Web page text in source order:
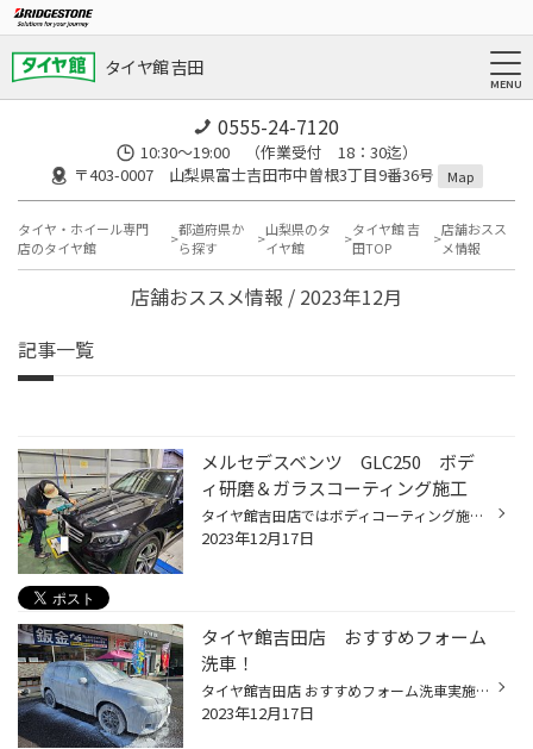
タイヤ館 吉田
0555-24-7120
10:30～19:00 （作業受付 18：30迄）
〒403-0007 山梨県富士吉田市中曽根3丁目9番36号
Map
タイヤ・ホイール専門
店のタイヤ館
都道府県か
ら探す
山梨県のタ
イヤ館
タイヤ館 吉
田TOP
店舗おスス
メ情報
店舗おススメ情報 / 2023年12月
記事一覧
メルセデスベンツ GLC250 ボデ
ィ研磨＆ガラスコーティング施工
タイヤ館吉田店ではボディコーティング施工実施中！ 本日はメルセデスベンツ GLC250に研磨＆ガラスコーティングを施工しました。 比較的新しい車ですが洗車をしていなかったのと他店施工のボディコーティングにムラがあったので 整えていきます。 作業は3時間ほどで終了♪ 見事にツヤが復活しました...
2023年12月17日
タイヤ館吉田店 おすすめフォーム
洗車！
タイヤ館吉田店 おすすめフォーム洗車実施しています！ 泡だらけにして洗車は気持ちいいですね！ 年末にかけて洗車を行ってリフレッシュしませんか？
2023年12月17日